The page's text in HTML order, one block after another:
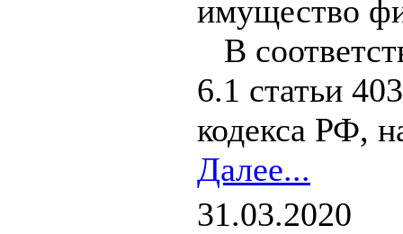
имущество
В
6.1 статьи
кодекса РФ,
Далее...
31.03.2020